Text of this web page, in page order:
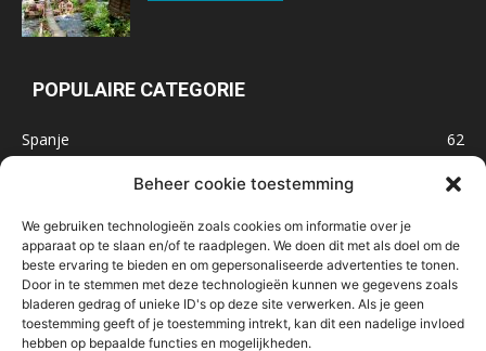
Beheer cookie toestemming
We gebruiken technologieën zoals cookies om informatie over je
apparaat op te slaan en/of te raadplegen. We doen dit met als doel om de
beste ervaring te bieden en om gepersonaliseerde advertenties te tonen.
Door in te stemmen met deze technologieën kunnen we gegevens zoals
bladeren gedrag of unieke ID's op deze site verwerken. Als je geen
toestemming geeft of je toestemming intrekt, kan dit een nadelige invloed
hebben op bepaalde functies en mogelijkheden.
POPULAIRE CATEGORIE
Spanje
62
47
Marokko
32
IJsland
32
Malta
Roemenië
29